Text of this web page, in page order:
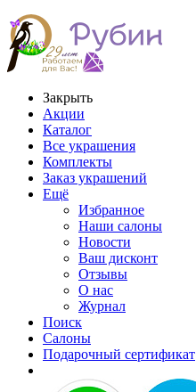
Закрыть
Акции
Каталог
Все украшения
Комплекты
Заказ украшений
Ещё
Избранное
Наши салоны
Новости
Ваш дисконт
Отзывы
О нас
Журнал
Поиск
Салоны
Подарочный сертификат